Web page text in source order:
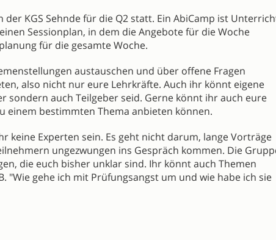
KGS Sehnde für die Q2 statt. Ein AbiCamp ist
Sessionplan, in dem die Angebote für die Woche
für die gesamte Woche.
austauschen und über offene Fragen
also nicht nur eure Lehrkräfte. Auch ihr könnt eigene
sondern auch Teilgeber seid. Gerne könnt ihr auch eure
einem bestimmten Thema anbieten können.
keine Experten sein. Es geht nicht darum, lange Vorträge
ungezwungen ins Gespräch kommen. Die
die euch bisher unklar sind. Ihr könnt auch Themen
"Wie gehe ich mit Prüfungsangst um und wie habe ich sie